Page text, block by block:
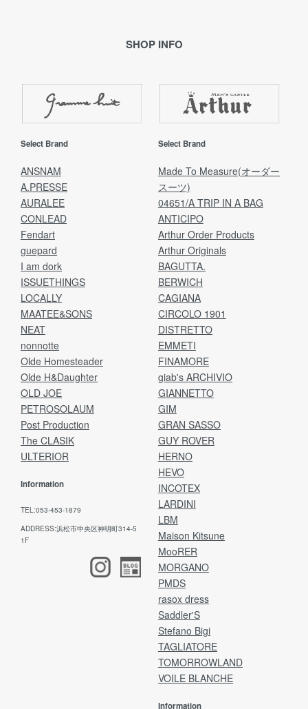
SHOP INFO
Select Brand
ANSNAM
A.PRESSE
AURALEE
CONLEAD
Fendart
guepard
I am dork
ISSUETHINGS
LOCALLY
MAATEE&SONS
NEAT
nonnotte
Olde Homesteader
Olde H&Daughter
OLD JOE
PETROSOLAUM
Post Production
The CLASIK
ULTERIOR
Information
TEL:053-453-1879
ADDRESS:浜松市中央区神明町314-5
1F
Select Brand
Made To Measure(オーダー
スーツ)
04651/A TRIP IN A BAG
ANTICIPO
Arthur Order Products
Arthur Originals
BAGUTTA.
BERWICH
CAGIANA
CIRCOLO 1901
DISTRETTO
EMMETI
FINAMORE
giab's ARCHIVIO
GIANNETTO
GIM
GRAN SASSO
GUY ROVER
HERNO
HEVO
INCOTEX
LARDINI
LBM
Maison Kitsune
MooRER
MORGANO
PMDS
rasox dress
Saddler'S
Stefano Bigi
TAGLIATORE
TOMORROWLAND
VOILE BLANCHE
Information